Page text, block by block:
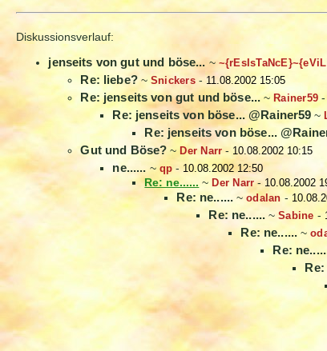
Diskussionsverlauf:
jenseits von gut und böse... ~
Re: liebe?~ Snickers- 11.08.2002 15:05
Re: jenseits von gut und böse... ~ Rainer59 -
Re: jenseits von böse... @Rainer59 ~
Re: jenseits von böse...
Gut und Böse? ~ Der Narr - 10.08.2002 10:15
ne...... ~ qp - 10.08.2002 12:50
Re: ne...... ~ Der Narr- 10.08.2002
Re: ne...... ~odalan -
Re: ne...... ~Sabine -
Re: ne...... ~
Re:
Re: